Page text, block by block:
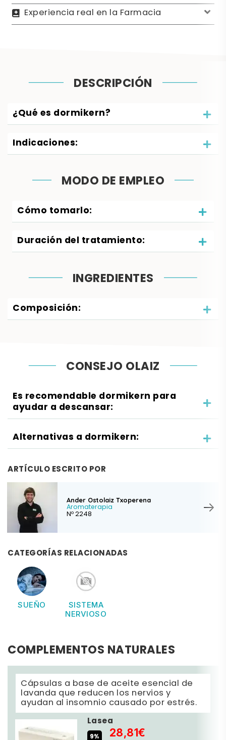
Experiencia real en la Farmacia
DESCRIPCIÓN
¿Qué es dormikern?
Indicaciones:
MODO DE EMPLEO
Cómo tomarlo:
Duración del tratamiento:
INGREDIENTES
Composición:
CONSEJO OLAIZ
Es recomendable dormikern para
ayudar a descansar:
Alternativas a dormikern:
ARTÍCULO ESCRITO POR
Ander Ostolaiz Txoperena
Aromaterapia
Nº 2248
CATEGORÍAS RELACIONADAS
SUEÑO
SISTEMA
NERVIOSO
COMPLEMENTOS NATURALES
Cápsulas a base de aceite esencial de
lavanda que reducen los nervios y
ayudan al insomnio causado por estrés.
Lasea
9% 28,81€